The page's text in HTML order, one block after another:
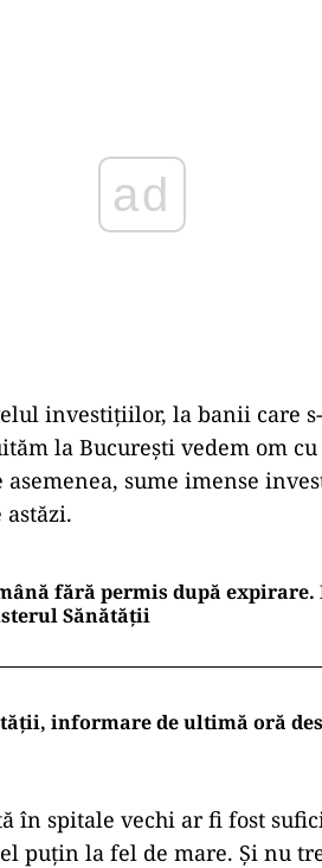
investițiilor, la banii care
la București vedem om
sume imense
fără permis după
Sănătății
informare de ultimă oră
în spitale vechi ar fi fost
puțin la fel de mare. Și nu